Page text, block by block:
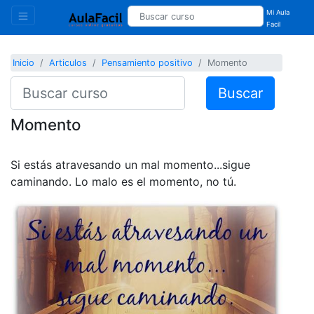
Mi Aula
Facil
Inicio Articulos Pensamiento positivo Momento
Buscar
Momento
Si estás atravesando un mal momento...sigue
caminando. Lo malo es el momento, no tú.